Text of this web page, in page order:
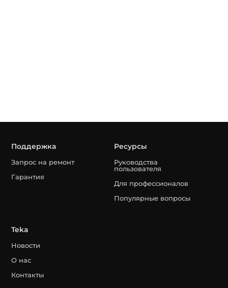
Поддержка
Запрос на ремонт
Гарантия
Ресурсы
Руководства
пользователя
Для профессионалов
Популярные вопросы
Teka
Новости
О нас
Контакты